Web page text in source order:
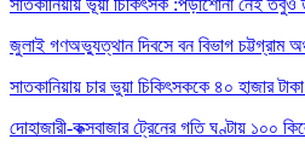
জুলাই গণঅভ্যুত্থান দিবসে বন বিভাগ চট্টগ্রাম
সাতকানিয়ায় চার ভুয়া চিকিৎসককে ৪০ হাজার টাকা
দোহাজারী-কক্সবাজার ট্রেনের গতি ঘণ্টায় ১০০